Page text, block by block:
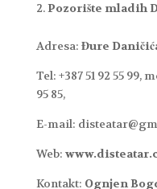
Pozorište mladih
Adresa: Đure
Tel: +387 51 92 55 99,
95 85,
E-mail:
Web:
Kontakt: Ognjen